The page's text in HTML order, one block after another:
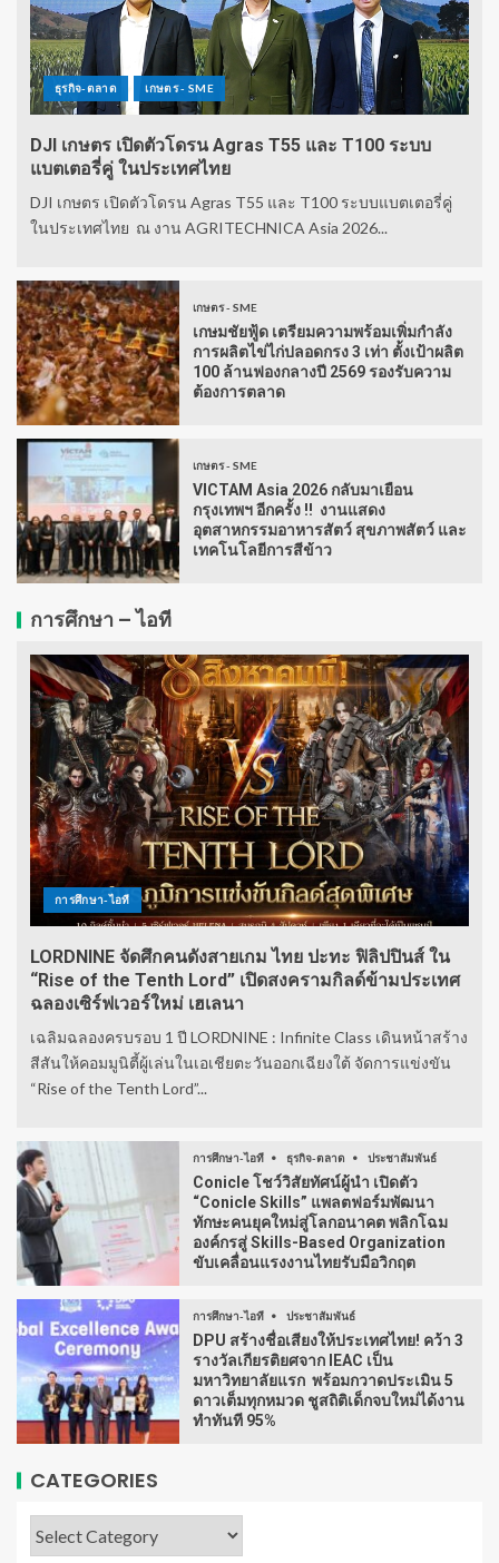
ธุรกิจ-ตลาด เกษตร - SME
DJI เกษตร เปิดตัวโดรน Agras T55 และ T100 ระบบ
แบตเตอรี่คู่ ในประเทศไทย
DJI เกษตร เปิดตัวโดรน Agras T55 และ T100 ระบบแบตเตอรี่คู่
ในประเทศไทย ณ งาน AGRITECHNICA Asia 2026...
เกษตร - SME
เกษมชัยฟู้ด เตรียมความพร้อมเพิ่มกำลัง
การผลิตไข่ไก่ปลอดกรง 3 เท่า ตั้งเป้าผลิต
100 ล้านฟองกลางปี 2569 รองรับความ
ต้องการตลาด
เกษตร - SME
VICTAM Asia 2026 กลับมาเยือน
กรุงเทพฯ อีกครั้ง !! งานแสดง
อุตสาหกรรมอาหารสัตว์ สุขภาพสัตว์ และ
เทคโนโลยีการสีข้าว
การศึกษา – ไอที
การศึกษา-ไอที
LORDNINE จัดศึกคนดังสายเกม ไทย ปะทะ ฟิลิปปินส์ ใน
“Rise of the Tenth Lord” เปิดสงครามกิลด์ข้ามประเทศ
ฉลองเซิร์ฟเวอร์ใหม่ เฮเลนา
เฉลิมฉลองครบรอบ 1 ปี LORDNINE : Infinite Class เดินหน้าสร้าง
สีสันให้คอมมูนิตี้ผู้เล่นในเอเชียตะวันออกเฉียงใต้ จัดการแข่งขัน
“Rise of the Tenth Lord”...
การศึกษา-ไอที ธุรกิจ-ตลาด ประชาสัมพันธ์
Conicle โชว์วิสัยทัศน์ผู้นำ เปิดตัว
“Conicle Skills” แพลตฟอร์มพัฒนา
ทักษะคนยุคใหม่สู่โลกอนาคต พลิกโฉม
องค์กรสู่ Skills-Based Organization
ขับเคลื่อนแรงงานไทยรับมือวิกฤต
การศึกษา-ไอที ประชาสัมพันธ์
DPU สร้างชื่อเสียงให้ประเทศไทย! คว้า 3
รางวัลเกียรติยศจาก IEAC เป็น
มหาวิทยาลัยแรก พร้อมกวาดประเมิน 5
ดาวเต็มทุกหมวด ชูสถิติเด็กจบใหม่ได้งาน
ทำทันที 95%
CATEGORIES